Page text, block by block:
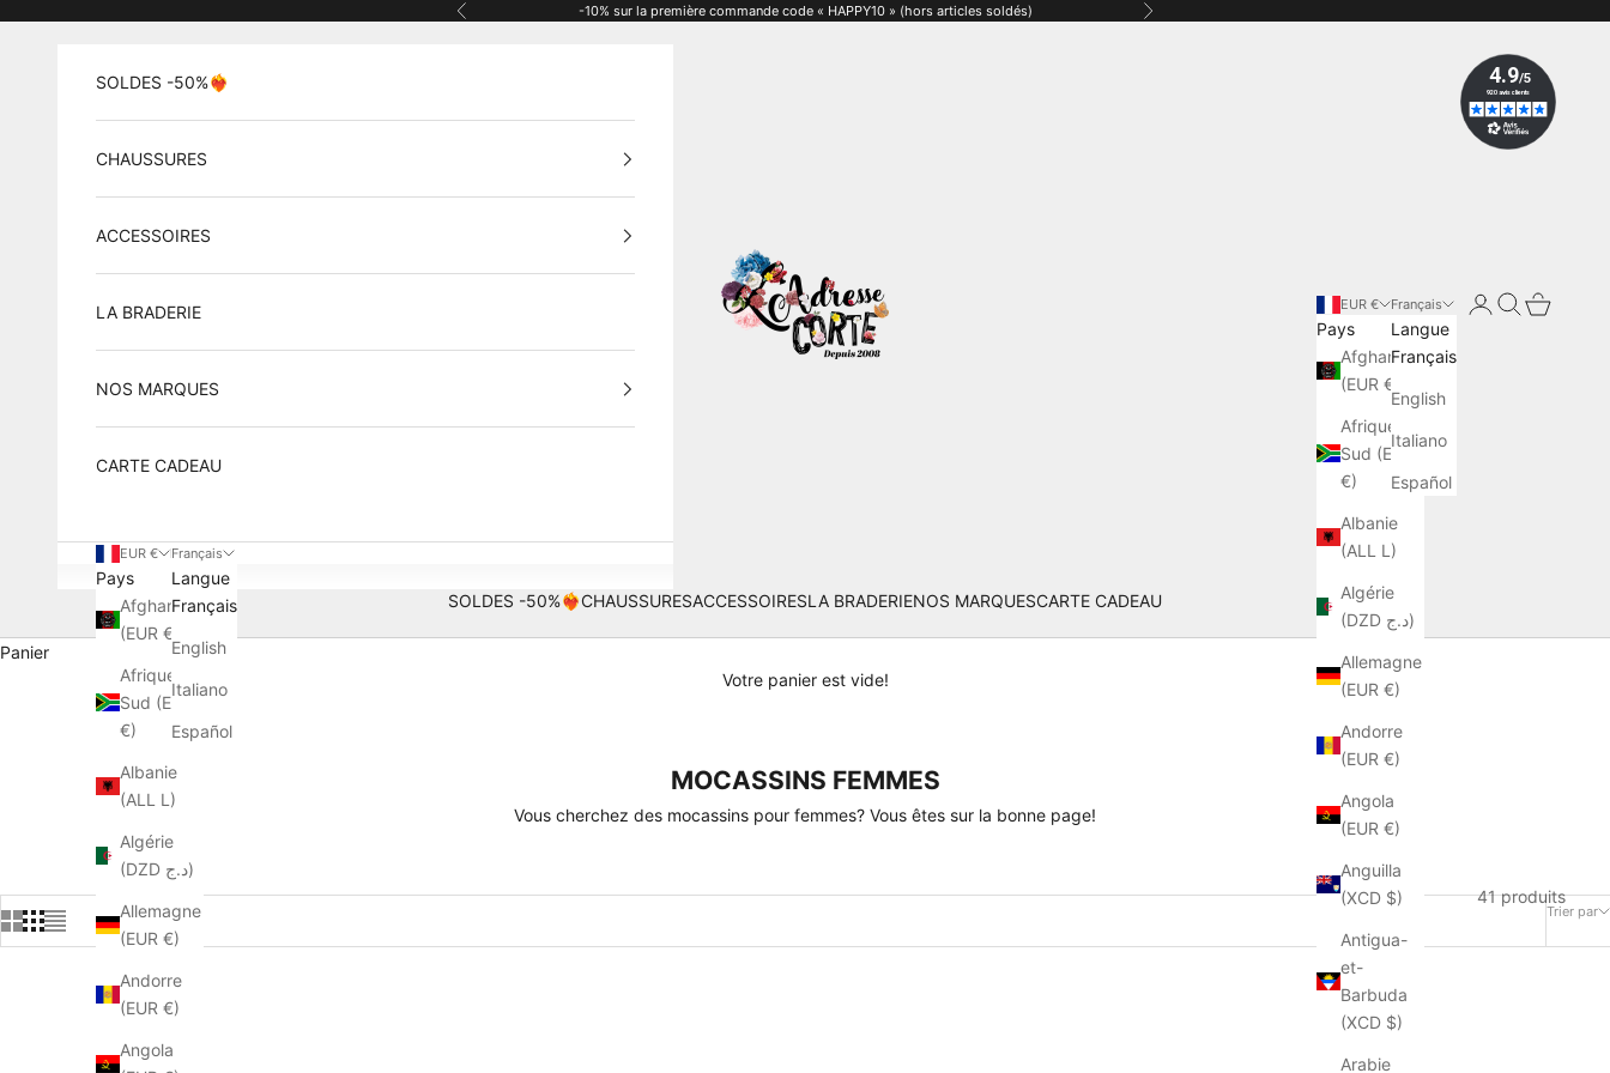
Précédent -10% sur la première commande code « HAPPY10 » (hors articles soldés) Suivant
L'adresse Corte
SOLDES -50%❤️‍🔥CHAUSSURESACCESSOIRESLA BRADERIENOS MARQUESCARTE CADEAU
EUR €
Pays
Afghanistan
(EUR €)
Afrique du
Sud (EUR
€)
Albanie
(ALL L)
Algérie
(DZD د.ج)
Allemagne
(EUR €)
Andorre
(EUR €)
Angola
(EUR €)
Anguilla
(XCD $)
Antigua-
et-
Barbuda
(XCD $)
Arabie
Français
Langue
Français
English
Italiano
Español
Connexion
Recherche
Panier
SOLDES -50%❤️‍🔥
CHAUSSURES
ACCESSOIRES
LA BRADERIE
NOS MARQUES
CARTE CADEAU
EUR €
Pays
Afghanistan
(EUR €)
Afrique du
Sud (EUR
€)
Albanie
(ALL L)
Algérie
(DZD د.ج)
Allemagne
(EUR €)
Andorre
(EUR €)
Angola
Français
Langue
Français
English
Italiano
Español
Panier
Votre panier est vide!
MOCASSINS FEMMES
Vous cherchez des mocassins pour femmes? Vous êtes sur la bonne page!
Trier par
41 produits